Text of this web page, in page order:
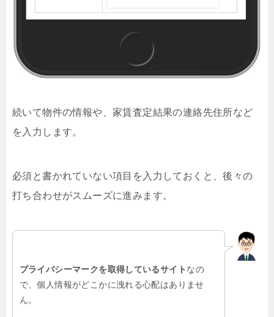
続いて物件の情報や、家賃査定結果の連絡先住所など
を入力します。
必須と書かれていない項目を入力しておくと、後々の
打ち合わせがスムーズに進みます。
プライバシーマークを取得しているサイト なの
で、個人情報がどこかに洩れる心配はありませ
ん。